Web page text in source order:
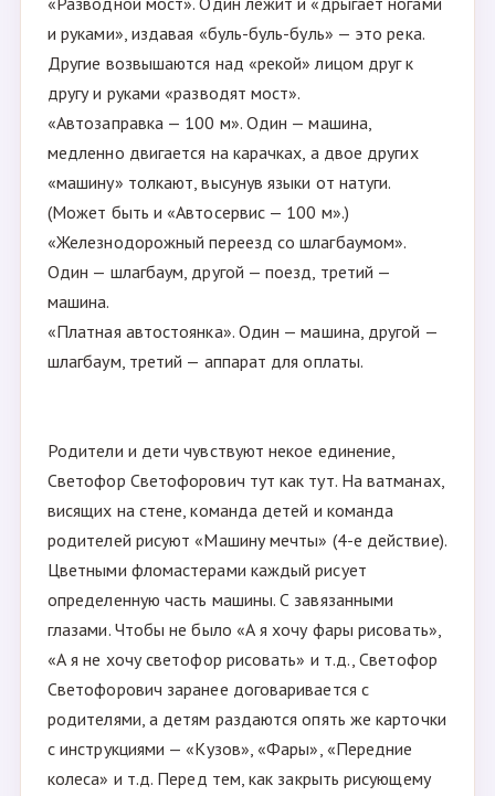
и руками», издавая «буль-буль-буль» — это река.
Другие возвышаются над «рекой» лицом друг к
другу и руками «разводят мост».
«Автозаправка — 100 м». Один — машина,
медленно двигается на карачках, а двое других
«машину» толкают, высунув языки от натуги.
(Может быть и «Автосервис — 100 м».)
«Железнодорожный переезд со шлагбаумом».
Один — шлагбаум, другой — поезд, третий —
машина.
«Платная автостоянка». Один — машина, другой —
шлагбаум, третий — аппарат для оплаты.
Родители и дети чувствуют некое единение,
Светофор Светофорович тут как тут. На ватманах,
висящих на стене, команда детей и команда
родителей рисуют «Машину мечты» (4-е действие).
Цветными фломастерами каждый рисует
определенную часть машины. С завязанными
глазами. Чтобы не было «А я хочу фары рисовать»,
«А я не хочу светофор рисовать» и т.д., Светофор
Светофорович заранее договаривается с
родителями, а детям раздаются опять же карточки
с инструкциями — «Кузов», «Фары», «Передние
колеса» и т.д. Перед тем, как закрыть рисующему